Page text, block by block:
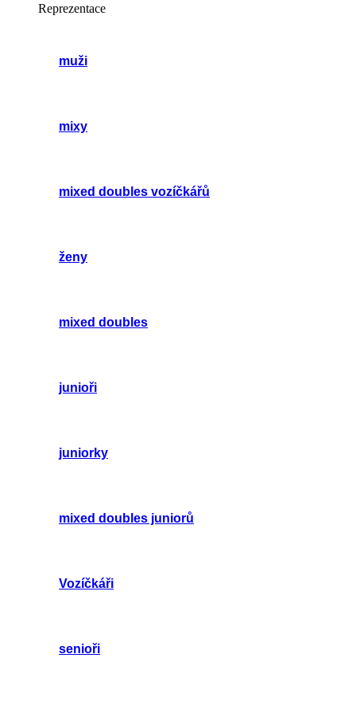
Reprezentace
muži
mixy
mixed doubles vozíčkářů
ženy
mixed doubles
junioři
juniorky
mixed doubles juniorů
Vozíčkáři
senioři